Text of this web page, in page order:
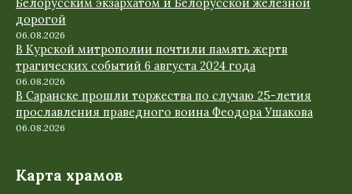
Белорусским экзархатом и Белорусской железной
дорогой
06.08.2026
В Курской митрополии почтили память жертв
трагических событий 6 августа 2024 года
06.08.2026
В Саранске прошли торжества по случаю 25-летия
прославления праведного воина Феодора Ушакова
06.08.2026
Карта храмов